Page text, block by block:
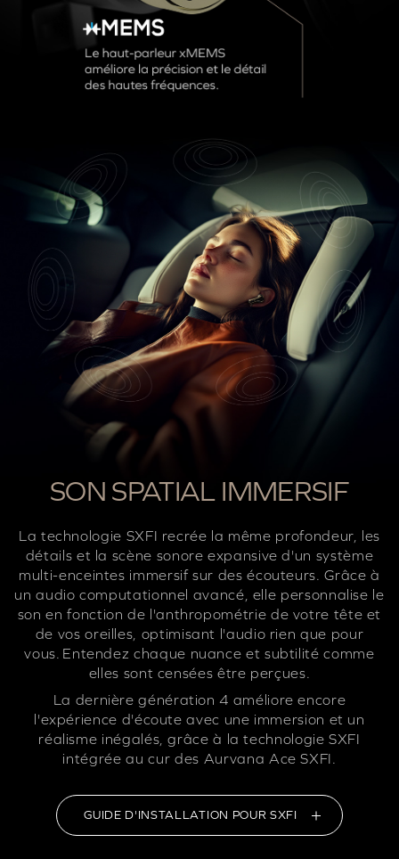
SON SPATIAL IMMERSIF
La technologie SXFI recrée la même profondeur, les
détails et la scène sonore expansive d'un système
multi-enceintes immersif sur des écouteurs. Grâce à
un audio computationnel avancé, elle personnalise le
son en fonction de l'anthropométrie de votre tête et
de vos oreilles, optimisant l'audio rien que pour
vous. Entendez chaque nuance et subtilité comme
elles sont censées être perçues.
La dernière génération 4 améliore encore
l'expérience d'écoute avec une immersion et un
réalisme inégalés, grâce à la technologie SXFI
intégrée au cur des Aurvana Ace SXFI.
GUIDE D'INSTALLATION POUR SXFI